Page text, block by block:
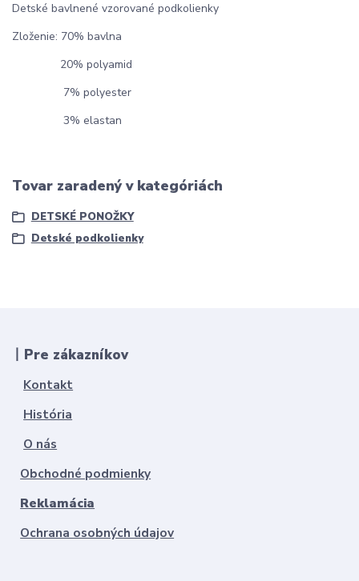
Detské bavlnené vzorované podkolienky
Zloženie: 70% bavlna
20% polyamid
7% polyester
3% elastan
Tovar zaradený v kategóriách
DETSKÉ PONOŽKY
Detské podkolienky
丨Pre zákazníkov
Kontakt
História
O nás
Obchodné podmienky
Reklamácia
Ochrana osobných údajov